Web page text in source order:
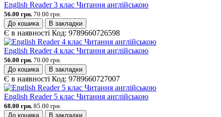
English Reader 3 клас Читання англійською
56.00 грн. 70.00 грн.
До кошика
В закладки
Є в наявності Код: 9789660726598
English Reader 4 клас Читання англійською
56.00 грн. 70.00 грн.
До кошика
В закладки
Є в наявності Код: 9789660727007
English Reader 5 клас Читання англійською
68.00 грн. 85.00 грн.
До кошика
В закладки